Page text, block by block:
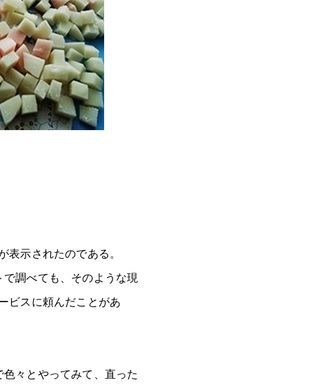
示されたのである。
調べても、そのような現
ビスに頼んだことがあ
々とやってみて、直った